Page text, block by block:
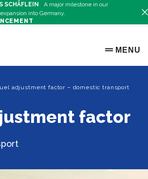
SCHÄFLEIN
A major milestone in our
into Germany.
OPEN
MENU
adjustment factor – domestic transport
factor